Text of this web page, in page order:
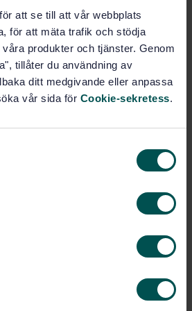
att se till att vår webbplats
för att mäta trafik och stödja
produkter och tjänster. Genom
tillåter du användning av
ditt medgivande eller anpassa
vår sida för Cookie-sekretess.
electrical and
3332113
22
50124-1
Roterande elektriska maskiner -